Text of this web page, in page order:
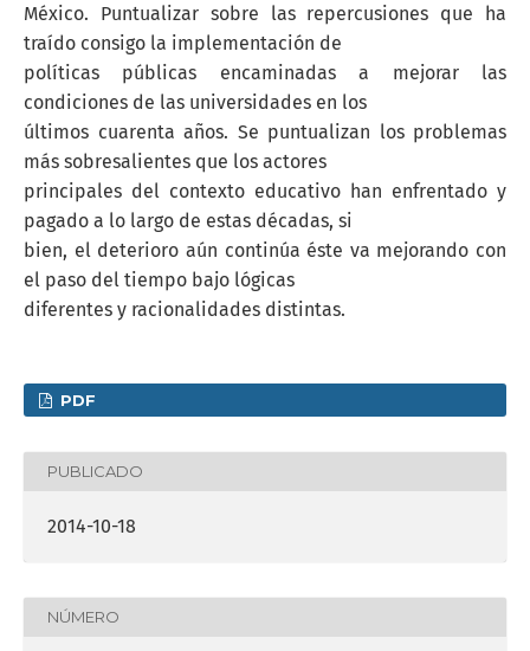
México. Puntualizar sobre las repercusiones que ha
traído consigo la implementación de
políticas públicas encaminadas a mejorar las
condiciones de las universidades en los
últimos cuarenta años. Se puntualizan los problemas
más sobresalientes que los actores
principales del contexto educativo han enfrentado y
pagado a lo largo de estas décadas, si
bien, el deterioro aún continúa éste va mejorando con
el paso del tiempo bajo lógicas
diferentes y racionalidades distintas.
PDF
PUBLICADO
2014-10-18
NÚMERO